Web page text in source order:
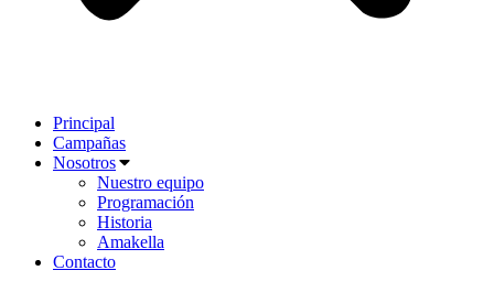
Principal
Campañas
Nosotros
Nuestro equipo
Programación
Historia
Amakella
Contacto